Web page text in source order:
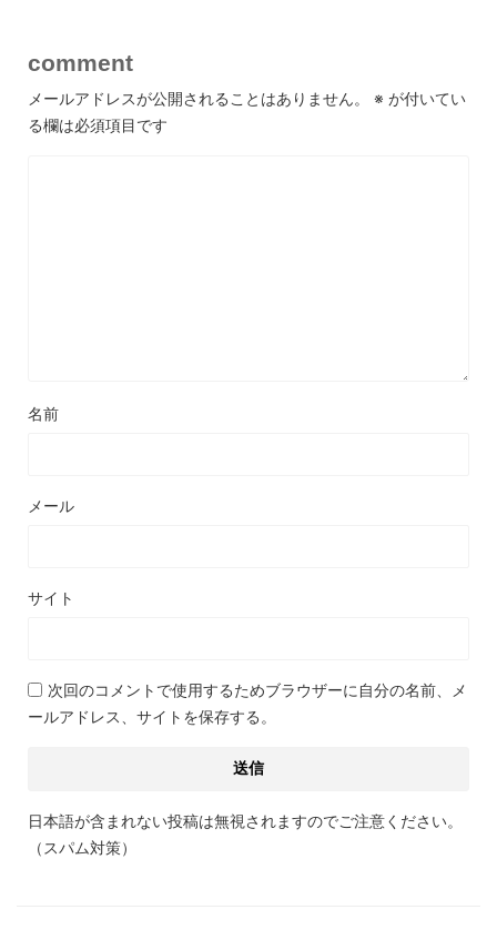
comment
メールアドレスが公開されることはありません。 ※ が付いてい
る欄は必須項目です
名前
メール
サイト
次回のコメントで使用するためブラウザーに自分の名前、メ
ールアドレス、サイトを保存する。
日本語が含まれない投稿は無視されますのでご注意ください。
（スパム対策）